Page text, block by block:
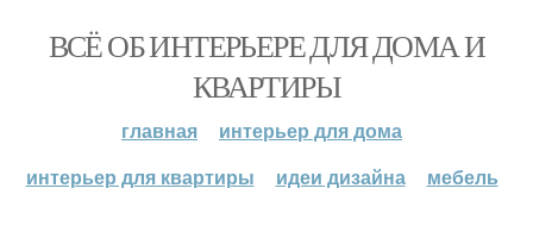
ВСЁ ОБ ИНТЕРЬЕРЕ ДЛЯ ДОМА И
КВАРТИРЫ
главная
интерьер для дома
интерьер для квартиры
идеи дизайна мебель